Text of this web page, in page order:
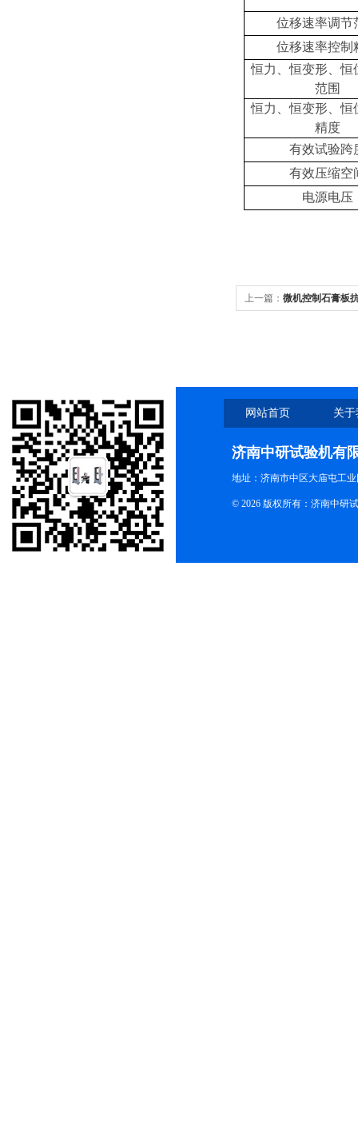
位移速率调节
位移速率控制
恒力、恒变形、恒
范围
恒力、恒变形、恒
精度
有效试验跨
有效压缩空
电源电压
上一篇： 微机控制石膏板
网站首页 关
济南中研试验机有
地址：济南市中区大庙屯工
© 2026 版权所有：济南中研